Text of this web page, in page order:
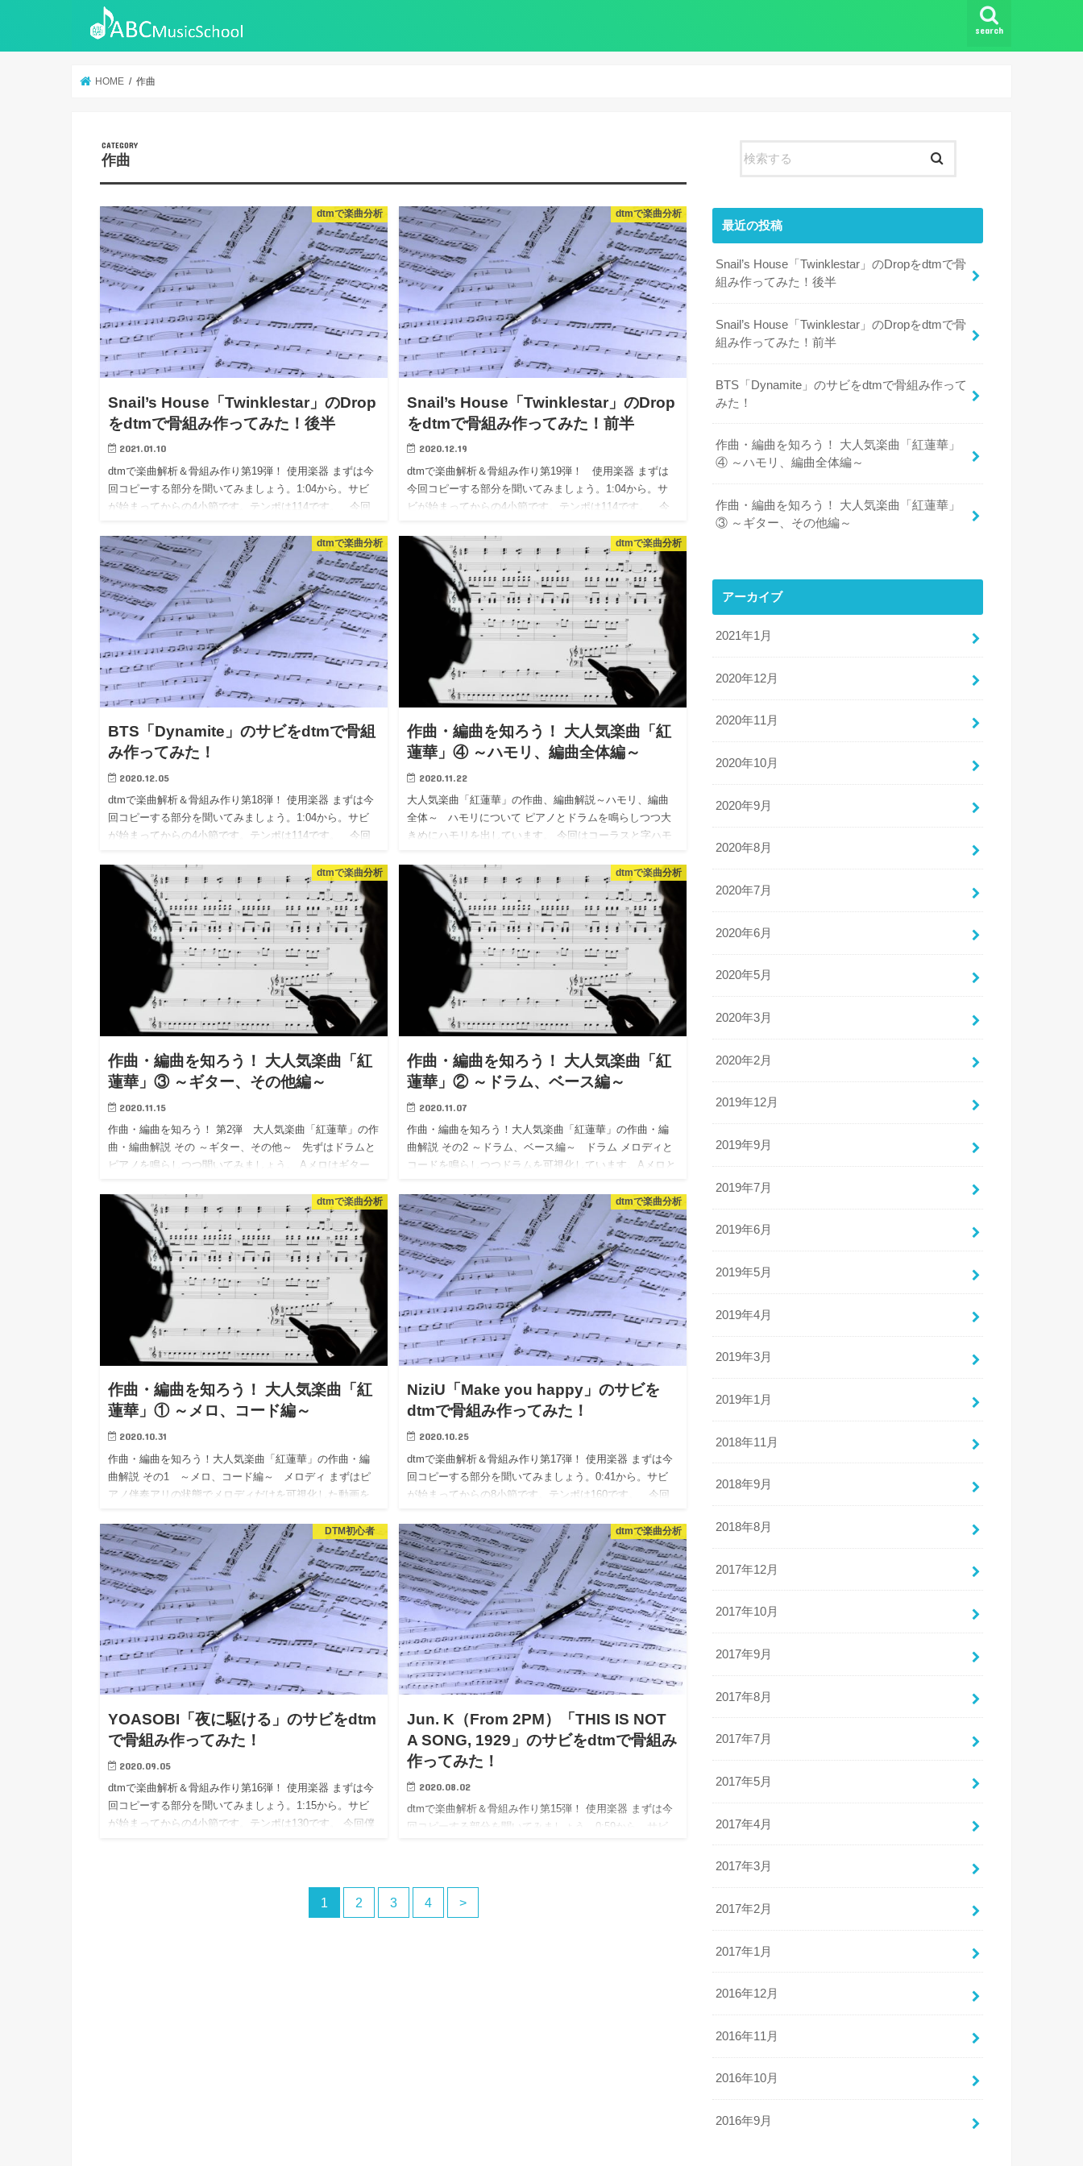
search
HOME 作曲
作曲
dtmで楽曲分析
Snail’s House「Twinklestar」のDrop
をdtmで骨組み作ってみた！後半
2021.01.10
dtmで楽曲解析＆骨組み作り第19弾！ 使用楽器 まずは今
回コピーする部分を聞いてみましょう。1:04から。サビ
が始まってからの4小節です。テンポは114です。 今回
dtmで楽曲分析
Snail’s House「Twinklestar」のDrop
をdtmで骨組み作ってみた！前半
2020.12.19
dtmで楽曲解析＆骨組み作り第19弾！ 使用楽器 まずは
今回コピーする部分を聞いてみましょう。1:04から。サ
ビが始まってからの4小節です。テンポは114です。 今
dtmで楽曲分析
BTS「Dynamite」のサビをdtmで骨組
み作ってみた！
2020.12.05
dtmで楽曲解析＆骨組み作り第18弾！ 使用楽器 まずは今
回コピーする部分を聞いてみましょう。1:04から。サビ
が始まってからの4小節です。テンポは114です。 今回
dtmで楽曲分析
作曲・編曲を知ろう！ 大人気楽曲「紅
蓮華」④ ～ハモリ、編曲全体編～
2020.11.22
大人気楽曲「紅蓮華」の作曲、編曲解説～ハモリ、編曲
全体～ ハモリについて ピアノとドラムを鳴らしつつ大
きめにハモリを出しています。 今回はコーラスと字ハモ
パ…
dtmで楽曲分析
作曲・編曲を知ろう！ 大人気楽曲「紅
蓮華」③ ～ギター、その他編～
2020.11.15
作曲・編曲を知ろう！ 第2弾 大人気楽曲「紅蓮華」の作
曲・編曲解説 その ～ギター、その他～ 先ずはドラムと
ピアノを鳴らしつつ聞いてみましょう。 Aメロはギター
dtmで楽曲分析
作曲・編曲を知ろう！ 大人気楽曲「紅
蓮華」② ～ドラム、ベース編～
2020.11.07
作曲・編曲を知ろう！大人気楽曲「紅蓮華」の作曲・編
曲解説 その2 ～ドラム、ベース編～ ドラム メロディと
コードを鳴らしつつドラムを可視化しています。Aメロと
dtmで楽曲分析
作曲・編曲を知ろう！ 大人気楽曲「紅
蓮華」① ～メロ、コード編～
2020.10.31
作曲・編曲を知ろう！大人気楽曲「紅蓮華」の作曲・編
曲解説 その1 ～メロ、コード編～ メロディ まずはピ
アノ伴奏アリの状態でメロディだけを可視化した動画を
dtmで楽曲分析
NiziU「Make you happy」のサビを
dtmで骨組み作ってみた！
2020.10.25
dtmで楽曲解析＆骨組み作り第17弾！ 使用楽器 まずは今
回コピーする部分を聞いてみましょう。0:41から。サビ
が始まってからの8小節です。テンポは160です。 今回
DTM初心者
YOASOBI「夜に駆ける」のサビをdtm
で骨組み作ってみた！
2020.09.05
dtmで楽曲解析＆骨組み作り第16弾！ 使用楽器 まずは今
回コピーする部分を聞いてみましょう。1:15から。サビ
が始まってからの4小節です。テンポは130です。 今回僕
dtmで楽曲分析
Jun. K（From 2PM）「THIS IS NOT
A SONG, 1929」のサビをdtmで骨組み
作ってみた！
2020.08.02
dtmで楽曲解析＆骨組み作り第15弾！ 使用楽器 まずは今
回コピーする部分を聞いてみましょう。0:59から。サビ
1 2 3 4 >
最近の投稿
Snail’s House「Twinklestar」のDropをdtmで骨
組み作ってみた！後半
Snail’s House「Twinklestar」のDropをdtmで骨
組み作ってみた！前半
BTS「Dynamite」のサビをdtmで骨組み作って
みた！
作曲・編曲を知ろう！ 大人気楽曲「紅蓮華」
④ ～ハモリ、編曲全体編～
作曲・編曲を知ろう！ 大人気楽曲「紅蓮華」
③ ～ギター、その他編～
アーカイブ
2021年1月
2020年12月
2020年11月
2020年10月
2020年9月
2020年8月
2020年7月
2020年6月
2020年5月
2020年3月
2020年2月
2019年12月
2019年9月
2019年7月
2019年6月
2019年5月
2019年4月
2019年3月
2019年1月
2018年11月
2018年9月
2018年8月
2017年12月
2017年10月
2017年9月
2017年8月
2017年7月
2017年5月
2017年4月
2017年3月
2017年2月
2017年1月
2016年12月
2016年11月
2016年10月
2016年9月